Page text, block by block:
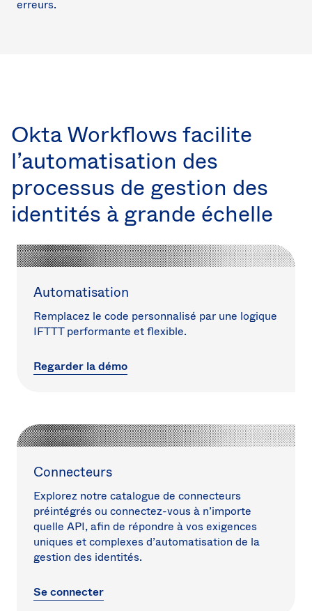
erreurs.
Okta Workflows facilite
l’automatisation des
processus de gestion des
identités à grande échelle
Automatisation
Remplacez le code personnalisé par une logique
IFTTT performante et flexible.
Regarder la démo
Connecteurs
Explorez notre catalogue de connecteurs
préintégrés ou connectez-vous à n’importe
quelle API, afin de répondre à vos exigences
uniques et complexes d’automatisation de la
gestion des identités.
Se connecter